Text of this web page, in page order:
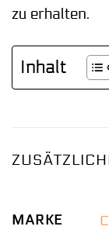
zu erhalten.
Inhalt
MARKE